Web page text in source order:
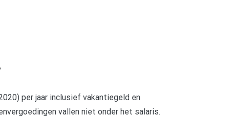
per jaar inclusief vakantiegeld en
vallen niet onder het salaris.